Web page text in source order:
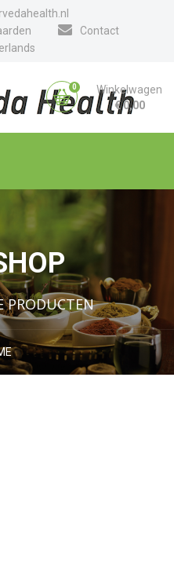
Contact
0
Winkelwagen
€0,00
PRODUCTEN